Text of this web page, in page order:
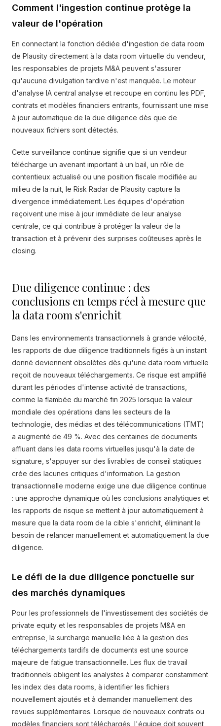
Comment l'ingestion continue protège la
valeur de l'opération
En connectant la fonction dédiée d'ingestion de data room
de Plausity directement à la data room virtuelle du vendeur,
les responsables de projets M&A peuvent s'assurer
qu'aucune divulgation tardive n'est manquée. Le moteur
d'analyse IA central analyse et recoupe en continu les PDF,
contrats et modèles financiers entrants, fournissant une mise
à jour automatique de la due diligence dès que de
nouveaux fichiers sont détectés.
Cette surveillance continue signifie que si un vendeur
télécharge un avenant important à un bail, un rôle de
contentieux actualisé ou une position fiscale modifiée au
milieu de la nuit, le Risk Radar de Plausity capture la
divergence immédiatement. Les équipes d'opération
reçoivent une mise à jour immédiate de leur analyse
centrale, ce qui contribue à protéger la valeur de la
transaction et à prévenir des surprises coûteuses après le
closing.
Due diligence continue : des
conclusions en temps réel à mesure que
la data room s'enrichit
Dans les environnements transactionnels à grande vélocité,
les rapports de due diligence traditionnels figés à un instant
donné deviennent obsolètes dès qu'une data room virtuelle
reçoit de nouveaux téléchargements. Ce risque est amplifié
durant les périodes d'intense activité de transactions,
comme la flambée du marché fin 2025 lorsque la valeur
mondiale des opérations dans les secteurs de la
technologie, des médias et des télécommunications (TMT)
a augmenté de 49 %. Avec des centaines de documents
affluant dans les data rooms virtuelles jusqu'à la date de
signature, s'appuyer sur des livrables de conseil statiques
crée des lacunes critiques d'information. La gestion
transactionnelle moderne exige une due diligence continue
: une approche dynamique où les conclusions analytiques et
les rapports de risque se mettent à jour automatiquement à
mesure que la data room de la cible s'enrichit, éliminant le
besoin de relancer manuellement et automatiquement la due
diligence.
Le défi de la due diligence ponctuelle sur
des marchés dynamiques
Pour les professionnels de l'investissement des sociétés de
private equity et les responsables de projets M&A en
entreprise, la surcharge manuelle liée à la gestion des
téléchargements tardifs de documents est une source
majeure de fatigue transactionnelle. Les flux de travail
traditionnels obligent les analystes à comparer constamment
les index des data rooms, à identifier les fichiers
nouvellement ajoutés et à demander manuellement des
revues supplémentaires. Lorsque de nouveaux contrats ou
modèles financiers sont téléchargés, l'équipe doit souvent